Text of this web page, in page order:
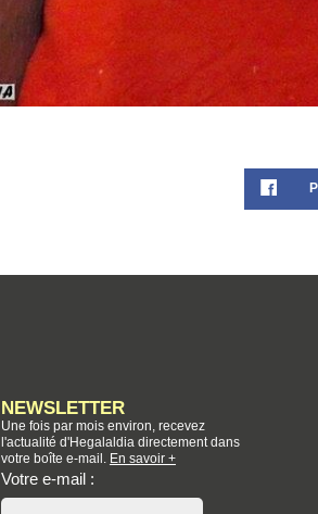
NEWSLETTER
Une fois par mois environ, recevez
l'actualité d'Hegalaldia directement dans
votre boîte e-mail. En savoir +
Votre e-mail :